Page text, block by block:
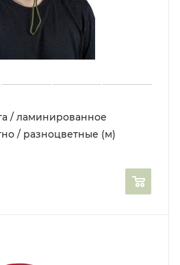
/ ламинированное
/ разноцветные (м)